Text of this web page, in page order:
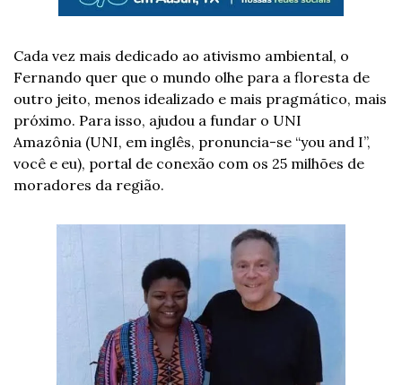
Cada vez mais dedicado ao ativismo ambiental, o
Fernando quer que o mundo olhe para a floresta de
outro jeito, menos idealizado e mais pragmático, mais
próximo. Para isso, ajudou a fundar o UNI
Amazônia (UNI, em inglês, pronuncia-se “you and I”,
você e eu), portal de conexão com os 25 milhões de
moradores da região.